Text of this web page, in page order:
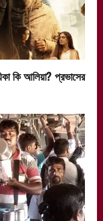
কি আলিয়া? প্রভাসের